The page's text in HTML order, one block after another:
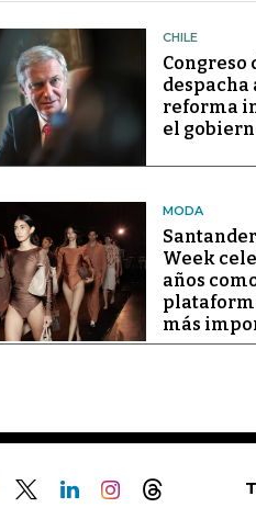
CHILE
Congreso
despacha
reforma
el
MODA
Week
años
más